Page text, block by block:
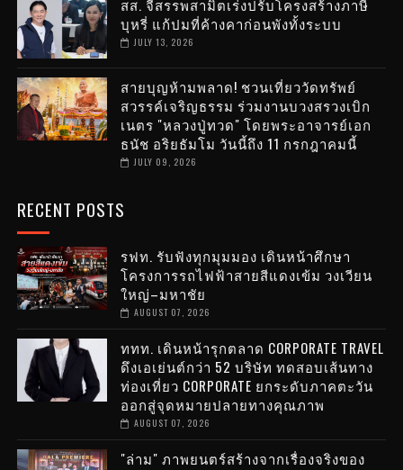
สส. จี้สรรพสามิตเร่งปรับโครงสร้างภาษี
บุหรี่ แก้ปมที่ค้างคาก่อนพังทั้งระบบ
JULY 13, 2026
สายบุญห้ามพลาด! ชวนเที่ยววัดทรัพย์
สวรรค์เจริญธรรม ร่วมงานบวงสรวงเบิก
เนตร "หลวงปู่ทวด" โดยพระอาจารย์เอก
ธนัช อริยธัมโม วันนี้ถึง 11 กรกฎาคมนี้
JULY 09, 2026
RECENT POSTS
รฟท. รับฟังทุกมุมมอง เดินหน้าศึกษา
โครงการรถไฟฟ้าสายสีแดงเข้ม วงเวียน
ใหญ่–มหาชัย
AUGUST 07, 2026
ททท. เดินหน้ารุกตลาด CORPORATE TRAVEL
ดึงเอเย่นต์กว่า 52 บริษัท ทดสอบเส้นทาง
ท่องเที่ยว CORPORATE ยกระดับภาคตะวัน
ออกสู่จุดหมายปลายทางคุณภาพ
AUGUST 07, 2026
"ล่าม" ภาพยนตร์สร้างจากเรื่องจริงของ